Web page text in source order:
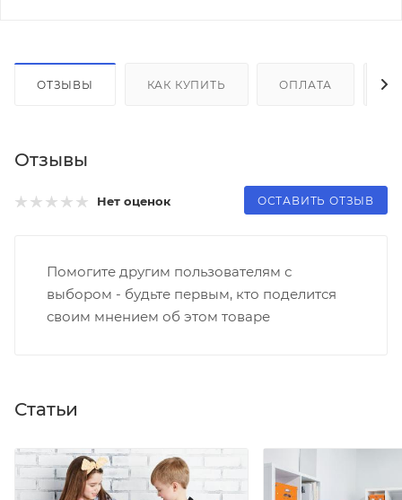
ОТЗЫВЫ КАК КУПИТЬ ОПЛАТА
Отзывы
Нет оценок ОСТАВИТЬ ОТЗЫВ
Помогите другим пользователям с
выбором - будьте первым, кто поделится
своим мнением об этом товаре
Статьи